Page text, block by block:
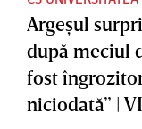
Argeşul
după meciul
fost
niciodată” |